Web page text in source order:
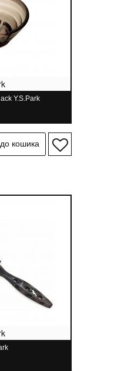
Y.S.Park